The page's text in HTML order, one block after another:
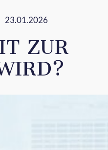
23.01.2026
ZUR